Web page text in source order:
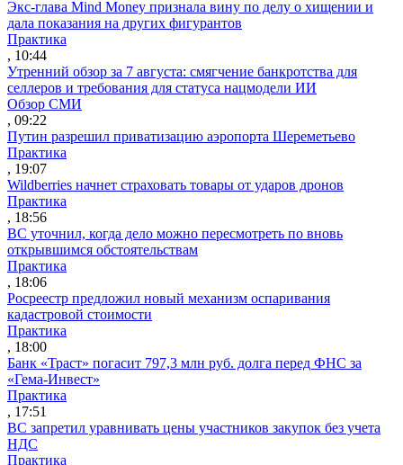
Экс-глава Mind Money признала вину по делу о хищении и
дала показания на других фигурантов
Практика
, 10:44
Утренний обзор за 7 августа: смягчение банкротства для
селлеров и требования для статуса нацмодели ИИ
Обзор СМИ
, 09:22
Путин разрешил приватизацию аэропорта Шереметьево
Практика
, 19:07
Wildberries начнет страховать товары от ударов дронов
Практика
, 18:56
ВС уточнил, когда дело можно пересмотреть по вновь
открывшимся обстоятельствам
Практика
, 18:06
Росреестр предложил новый механизм оспаривания
кадастровой стоимости
Практика
, 18:00
Банк «Траст» погасит 797,3 млн руб. долга перед ФНС за
«Гема-Инвест»
Практика
, 17:51
ВС запретил уравнивать цены участников закупок без учета
НДС
Практика